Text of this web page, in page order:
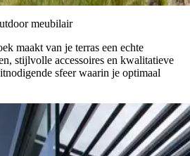
meubilair
maakt van je terras een echte
stijlvolle accessoires en kwalitatieve
sfeer waarin je optimaal